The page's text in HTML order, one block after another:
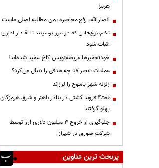
هرمز
انصارالله: رفع محاصره یمن مطالبه اصلی ماست
تخم‌مرغ‌هایی که در مرز پوسیدند تا اقتدار اداری
اثبات شود
خودتحقیرها عریضه‌نویس کاخ سفید شده‌اند!
عملیات «نصر ۷» چه هدفی را دنبال می‌کرد؟
زلزله شهر یاسوج را لرزاند
۴۵۰۰ فروند کشتی در بنادر باهنر و شرق هرمزگان
پهلو گرفتند
جلوگیری از خروج ۳ میلیون دلاری ارز توسط
شرکت صوری در شیراز
پربحث ترین عناوین